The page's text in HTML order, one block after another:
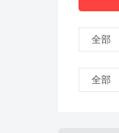
全部
全部